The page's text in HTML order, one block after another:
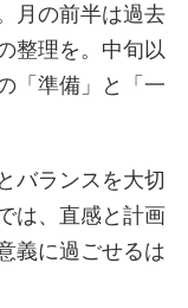
月の前半は過去
整理を。中旬以
「準備」と「一
バランスを大切
は、直感と計画
義に過ごせるは